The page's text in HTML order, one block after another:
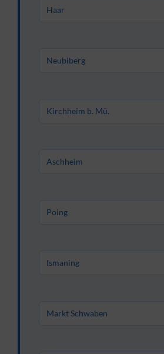
Haar
Neubiberg
Kirchheim b. Mü.
Aschheim
Poing
Ismaning
Markt Schwaben